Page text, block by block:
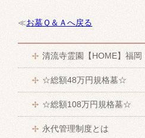
≪お墓Ｑ＆Ａへ戻る
清流寺霊園【HOME】福岡
☆総額48万円規格墓☆
☆総額108万円規格墓☆
永代管理制度とは